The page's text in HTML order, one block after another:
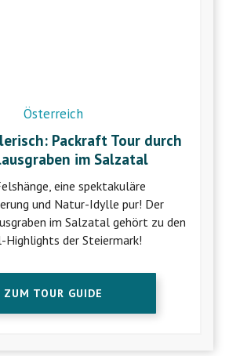
Österreich
Packraft Tour durch
im Salzatal
eine spektakuläre
und Natur-Idylle pur! Der
im Salzatal gehört zu den
Highlights der Steiermark!
ZUM TOUR GUIDE